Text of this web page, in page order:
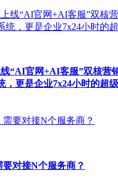
“AI官网+AI客服”双核营
，更是企业7x24小时的超
对接N个服务商？